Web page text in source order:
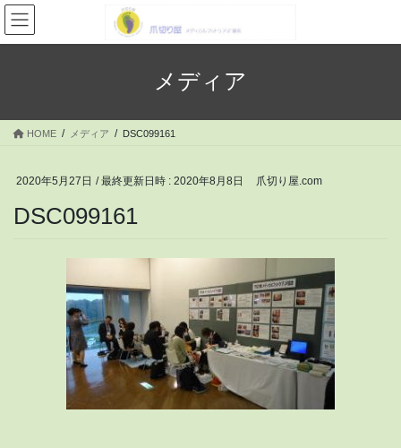
コ
ン
テ
ス
ナ
ビ
ゲ
ン
メディア
HOME メディア DSC099161
2020年5月27日 / 最終更新日時 : 2020年8月8日 爪切り屋.com
DSC099161